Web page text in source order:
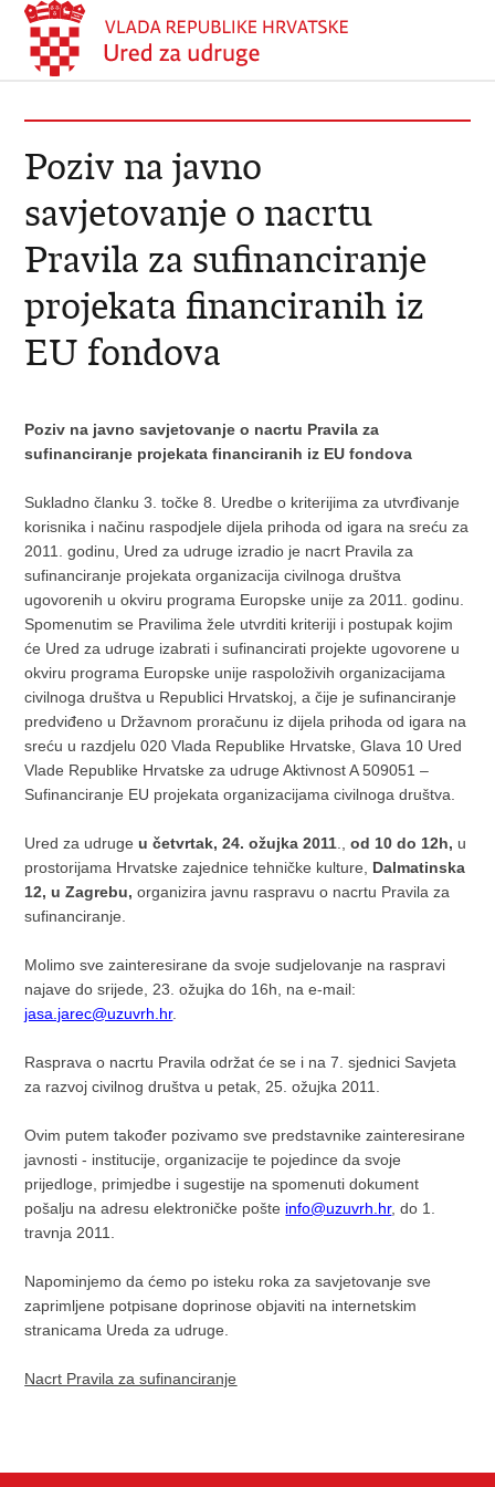
Poziv na javno
savjetovanje o nacrtu
Pravila za sufinanciranje
projekata financiranih iz
EU fondova
Poziv na javno savjetovanje o nacrtu Pravila za
sufinanciranje projekata financiranih iz EU fondova
Sukladno članku 3. točke 8. Uredbe o kriterijima za utvrđivanje
korisnika i načinu raspodjele dijela prihoda od igara na sreću za
2011. godinu, Ured za udruge izradio je nacrt Pravila za
sufinanciranje projekata organizacija civilnoga društva
ugovorenih u okviru programa Europske unije za 2011. godinu.
Spomenutim se Pravilima žele utvrditi kriteriji i postupak kojim
će Ured za udruge izabrati i sufinancirati projekte ugovorene u
okviru programa Europske unije raspoloživih organizacijama
civilnoga društva u Republici Hrvatskoj, a čije je sufinanciranje
predviđeno u Državnom proračunu iz dijela prihoda od igara na
sreću u razdjelu 020 Vlada Republike Hrvatske, Glava 10 Ured
Vlade Republike Hrvatske za udruge Aktivnost A 509051 –
Sufinanciranje EU projekata organizacijama civilnoga društva.
Ured za udrugeu četvrtak, 24. ožujka 2011 .,od 10 do 12h, u
prostorijama Hrvatske zajednice tehničke kulture, Dalmatinska
12, u Zagrebu, organizira javnu raspravu o nacrtu Pravila za
sufinanciranje.
Molimo sve zainteresirane da svoje sudjelovanje na raspravi
najave do srijede, 23. ožujka do 16h, na e-mail:
jasa.jarec@uzuvrh.hr.
Rasprava o nacrtu Pravila održat će se i na 7. sjednici Savjeta
za razvoj civilnog društva u petak, 25. ožujka 2011.
Ovim putem također pozivamo sve predstavnike zainteresirane
javnosti - institucije, organizacije te pojedince da svoje
prijedloge, primjedbe i sugestije na spomenuti dokument
pošalju na adresu elektroničke pošte info@uzuvrh.hr, do 1.
travnja 2011.
Napominjemo da ćemo po isteku roka za savjetovanje sve
zaprimljene potpisane doprinose objaviti na internetskim
stranicama Ureda za udruge.
Nacrt Pravila za sufinanciranje